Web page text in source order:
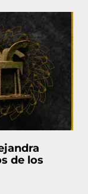
de los